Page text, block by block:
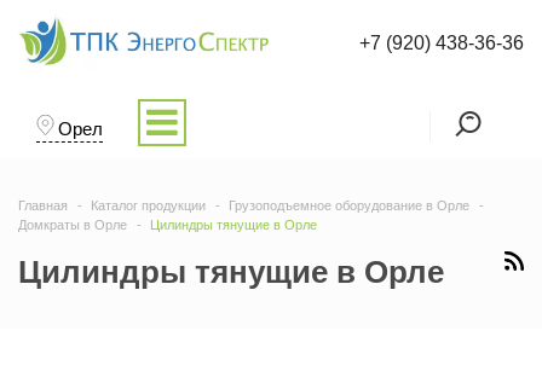
Орел
+7 (920) 438-36-36
Главная Каталог продукции
Грузоподъемное оборудование в Орле
Домкраты в Орле
Цилиндры тянущие в Орле
Цилиндры тянущие в Орле